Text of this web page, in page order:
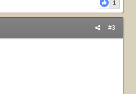
положении можно было
помягче. Можно в качестве
1
#3